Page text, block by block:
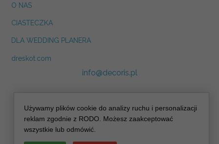
O NAS
CIASTECZKA
DLA WEDDING PLANERA
dreskot.com
info@decoris.pl
Używamy plików cookie do analizy ruchu i personalizacji
reklam zgodnie z RODO. Możesz zaakceptować
wszystkie lub odmówić.